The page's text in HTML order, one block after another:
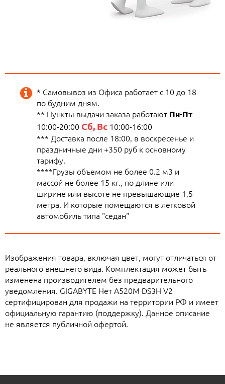
* Самовывоз из Офиса работает с 10 до 18
по будним дням.
** Пункты выдачи заказа работают Пн-Пт
10:00-20:00 Сб, Вс 10:00-16:00
*** Доставка после 18:00, в воскресенье и
праздничные дни +350 руб к основному
тарифу.
****Грузы объемом не более 0.2 м3 и
массой не более 15 кг., по длине или
ширине или высоте не превышающие 1,5
метра. И которые помещаются в легковой
автомобиль типа "седан"
Изображения товара, включая цвет, могут отличаться от
реального внешнего вида. Комплектация может быть
изменена производителем без предварительного
уведомления. GIGABYTE Нет A520M DS3H V2
сертифицирован для продажи на территории РФ и имеет
официальную гарантию (поддержку). Данное описание
не является публичной офертой.